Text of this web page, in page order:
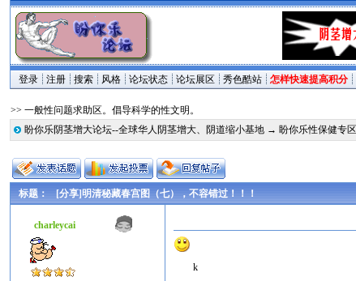
登录 注册 搜索 风格 论坛状态 论坛展区 秀色酷站 怎样快速提高积分
>> 一般性问题求助区。倡导科学的性文明。
盼你乐阴茎增大论坛--全球华人阴茎增大、阴道缩小基地 → 盼你乐性保健专区
标题： [分享]明清秘藏春宫图（七），不容错过！！！
charleycai
k